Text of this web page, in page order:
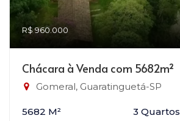
R$ 960.000
Chácara à Venda com 5682m²
Gomeral, Guaratinguetá-SP
5682 M² 3 Quartos